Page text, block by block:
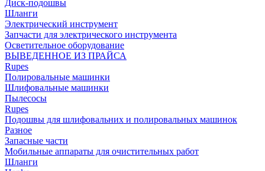
Диск-подошвы
Шланги
Электрический инструмент
Запчасти для электрического инструмента
Осветительное оборудование
ВЫВЕДЕННОЕ ИЗ ПРАЙСА
Rupes
Полировальные машинки
Шлифовальные машинки
Пылесосы
Rupes
Подошвы для шлифовальних и полировальных машинок
Разное
Запасные части
Мобильные аппараты для очистительных работ
Шланги